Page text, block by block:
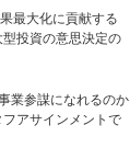
最大化に貢献する
投資の意思決定の
業参謀になれるのか
アサインメントで